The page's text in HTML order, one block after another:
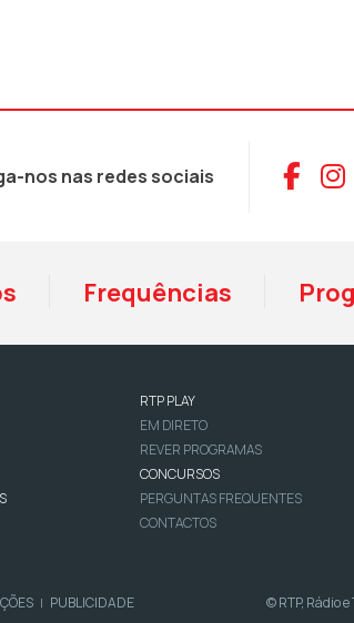
nos nas redes sociais
Frequências
RTP PLAY
EM DIRETO
REVER PROGRAMAS
CONCURSOS
PERGUNTAS FREQUENTES
CONTACTOS
| PUBLICIDADE © RTP, Rádio